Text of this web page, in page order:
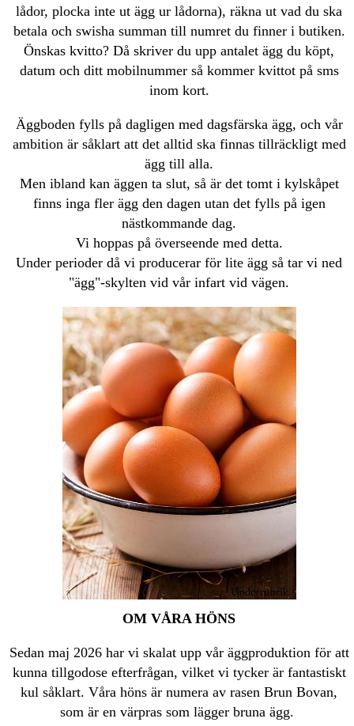
lådor, plocka inte ut ägg ur lådorna), räkna ut vad du ska
betala och swisha summan till numret du finner i butiken.
Önskas kvitto? Då skriver du upp antalet ägg du köpt,
datum och ditt mobilnummer så kommer kvittot på sms
inom kort.
Äggboden fylls på dagligen med dagsfärska ägg, och vår
ambition är såklart att det alltid ska finnas tillräckligt med
ägg till alla.
Men ibland kan äggen ta slut, så är det tomt i kylskåpet
finns inga fler ägg den dagen utan det fylls på igen
nästkommande dag.
Vi hoppas på överseende med detta.
Under perioder då vi producerar för lite ägg så tar vi ned
"ägg"-skylten vid vår infart vid vägen.
OM VÅRA HÖNS
Sedan maj 2026 har vi skalat upp vår äggproduktion för att
kunna tillgodose efterfrågan, vilket vi tycker är fantastiskt
kul såklart. Våra höns är numera av rasen Brun Bovan,
som är en värpras som lägger bruna ägg.